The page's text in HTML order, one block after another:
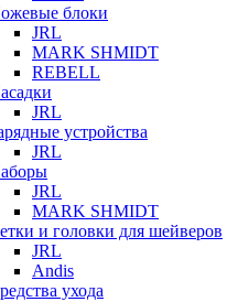
блоки
JRL
MARK SHMIDT
REBELL
JRL
устройства
JRL
JRL
MARK SHMIDT
и головки для шейверов
JRL
Andis
ухода